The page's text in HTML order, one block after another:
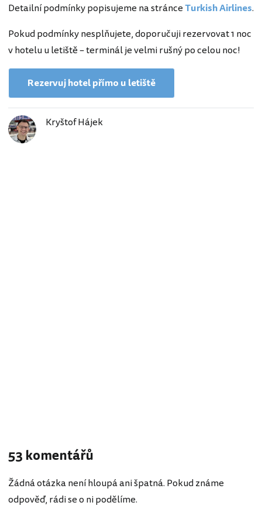
Detailní podmínky popisujeme na stránceTurkish Airlines.
Pokud podmínky nesplňujete, doporučuji rezervovat 1 noc
v hotelu u letiště – terminál je velmi rušný po celou noc!
Rezervuj hotel přímo u letiště
Kryštof Hájek
53 komentářů
Žádná otázka není hloupá ani špatná. Pokud známe
odpověď, rádi se o ni podělíme.